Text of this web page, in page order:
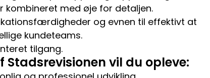
kombineret med øje for detaljen.
og evnen til effektivt at
kundeteams.
tilgang.
Stadsrevisionen vil du opleve: